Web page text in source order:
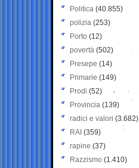
Politica (40.855)
polizia (253)
Porto (12)
povertà (502)
Presepe (14)
Primarie (149)
Prodi (52)
Provincia (139)
radici e valori (3.682)
RAI (359)
rapine (37)
Razzismo (1.410)